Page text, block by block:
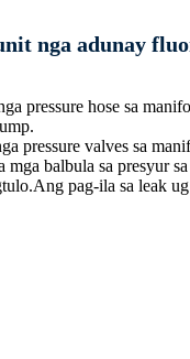
nga adunay
pressure hose sa
pressure valves sa
mga balbula sa presyur
pag-ila sa leak